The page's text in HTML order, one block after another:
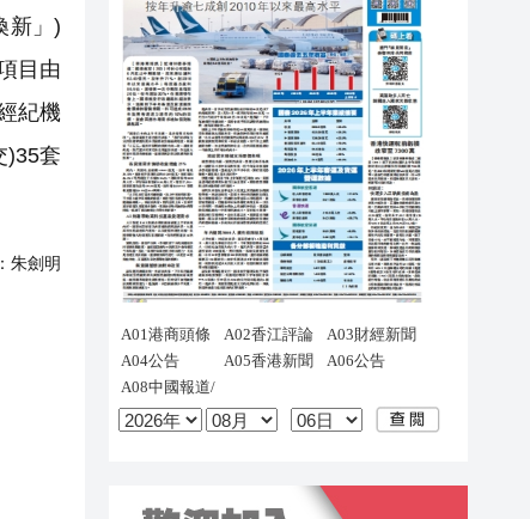
新」)
目由
紀機
)35套
朱劍明